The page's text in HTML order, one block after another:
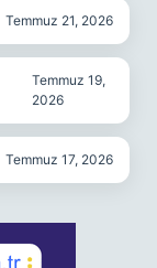
Temmuz 21, 2026
Temmuz 19,
2026
Temmuz 17, 2026